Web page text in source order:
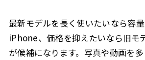
最新モデルを長く使いたいなら容
iPhone、価格を抑えたいなら旧モ
が候補になります。写真や動画を